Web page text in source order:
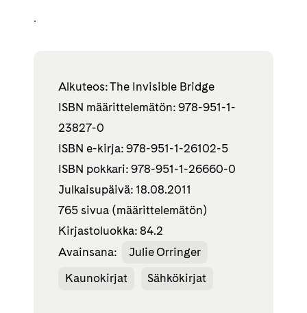
.
Alkuteos: The Invisible Bridge
ISBN määrittelemätön: 978-951-1-
23827-0
ISBN e-kirja: 978-951-1-26102-5
ISBN pokkari: 978-951-1-26660-0
Julkaisupäivä: 18.08.2011
765 sivua (määrittelemätön)
Kirjastoluokka: 84.2
Avainsana:
Julie Orringer
Kaunokirjat
Sähkökirjat